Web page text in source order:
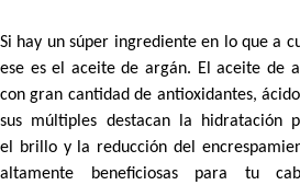
Si hay un súper ingrediente en lo que a
ese es el aceite de argán. El aceite de
con gran cantidad de antioxidantes,
sus múltiples destacan la hidratación
el brilloy la reducción del
altamente beneficiosas para tu